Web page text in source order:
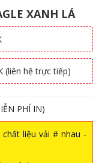
XANH LÁ
(liên hệ trực tiếp)
PHÍ IN)
liệu vải # nhau -